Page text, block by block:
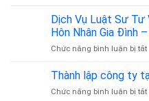
Dịch Vụ Luật Sư Tư
Hôn Nhân Gia Đình
Chức năng bình luận bị tắtở
Thành lập công ty
Chức năng bình luận bị tắtở